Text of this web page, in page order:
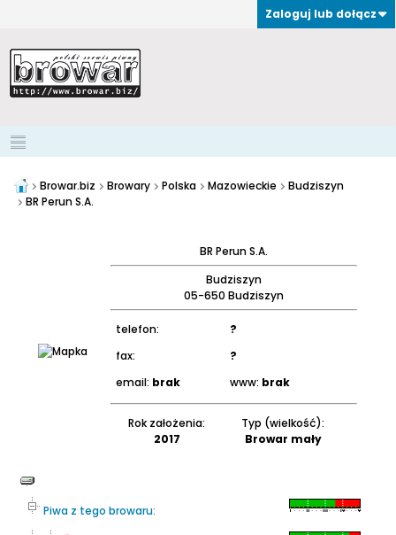
Zaloguj lub dołącz
Browar.biz Browary Polska Mazowieckie
Budziszyn
BR Perun S.A.
BR Perun S.A.
Budziszyn
05-650 Budziszyn
telefon:
?
fax:
?
email: brak www: brak
Rok założenia:
2017
Typ (wielkość):
Browar mały
Piwa z tego browaru: